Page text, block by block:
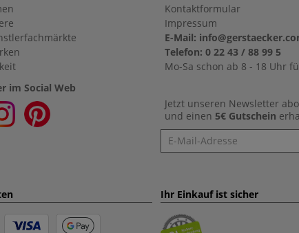
im Social Web
Kontaktformular
Impressum
E-Mail:
Telefon: 0 22 43 / 88 99 5
Mo-Sa schon ab 8 - 18 Uhr
Jetzt unseren Newsletter
und einen 5€ Gutschein
Newsletter
Ihr Einkauf ist sicher